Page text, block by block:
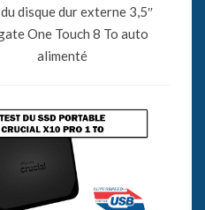
disque dur externe 3,5″
One Touch 8 To auto
alimenté